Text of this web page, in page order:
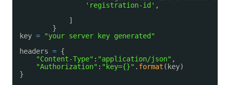
'registration-id' ,
]
}
key =
"your server key generated"
headers = {
"Content-Type" : "application/json" ,
"Authorization" : "key={}" . format (key)
}